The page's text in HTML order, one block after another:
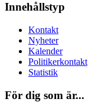
Innehållstyp
Kontakt
Nyheter
Kalender
Politikerkontakt
Statistik
För dig som är...